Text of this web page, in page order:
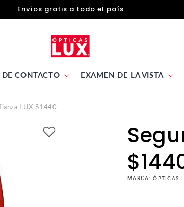
Envíos gratis a todo el país
DE CONTACTO EXAMEN DE LA VISTA
LUX $1440
MARCA:ÓPTICAS